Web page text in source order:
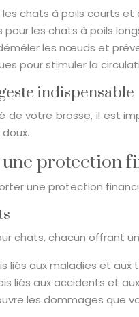
chats à poils courts et
les chats à poils
les nœuds et
pour stimuler la
indispensable
de votre brosse, il est
une protection
une protection
chats, chacun offrant
liés aux maladies et
liés aux accidents et
les dommages que